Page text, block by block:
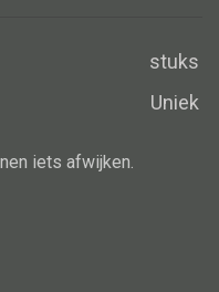
stuks
Uniek
iets afwijken.